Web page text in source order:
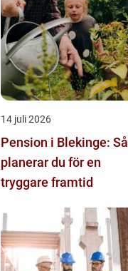
14 juli 2026
Pension i Blekinge: Så
planerar du för en
tryggare framtid